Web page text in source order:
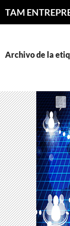
TAM
Archivo de la